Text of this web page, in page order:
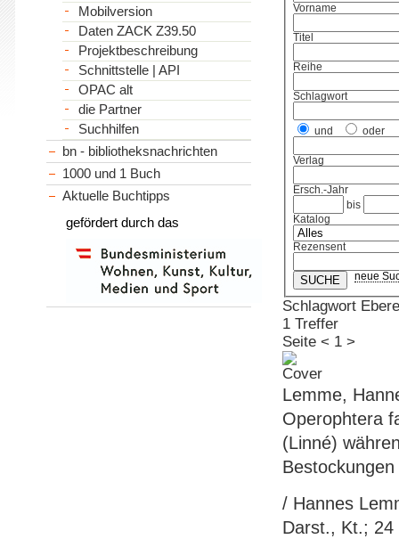
Vorname
Titel
Reihe
Schlagwort
und oder
Verlag
Ersch.-Jahr
bis
Katalog
Rezensent
neue
Schlagwort
1 Treffer
Seite < 1 >
Lemme,
Operophtera
(Linné)
/ Hannes
Darst., Kt.; 24
Mobilversion
Daten ZACK Z39.50
Projektbeschreibung
Schnittstelle | API
OPAC alt
die Partner
Suchhilfen
bn - bibliotheksnachrichten
1000 und 1 Buch
Aktuelle Buchtipps
gefördert durch das